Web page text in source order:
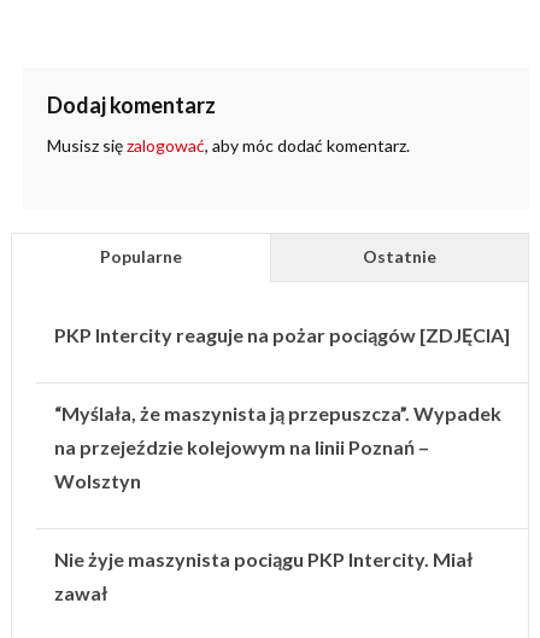
Dodaj komentarz
Musisz sięzalogować, aby móc dodać komentarz.
Popularne Ostatnie
PKP Intercity reaguje na pożar pociągów [ZDJĘCIA]
“Myślała, że maszynista ją przepuszcza”. Wypadek
na przejeździe kolejowym na linii Poznań –
Wolsztyn
Nie żyje maszynista pociągu PKP Intercity. Miał
zawał